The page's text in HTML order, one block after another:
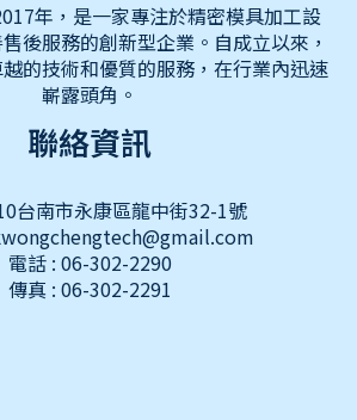
年，是一家專注於精密模具加工設
後服務的創新型企業。自成立以來，
的技術和優質的服務，在行業內迅速
嶄露頭角。
聯絡資訊
台南市永康區龍中街32-1號
電話 : 06-302-2290
傳真 : 06-302-2291